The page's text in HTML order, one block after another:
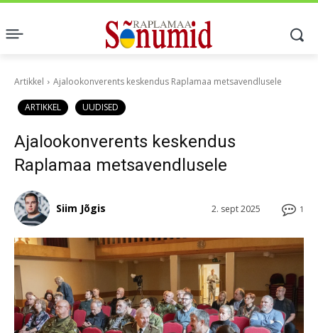
Artikkel Ajalookonverents keskendus Raplamaa metsavendlusele
ARTIKKEL UUDISED
Ajalookonverents keskendus
Raplamaa metsavendlusele
1
2. sept 2025
Siim Jõgis